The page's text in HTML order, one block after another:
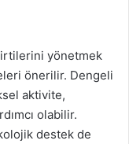
yönetmek
önerilir. Dengeli
aktivite,
olabilir.
destek de